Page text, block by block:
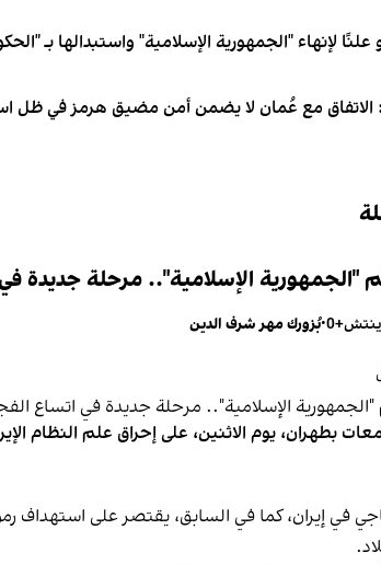
لإنهاء "الجمهورية الإسلامية" واستبدالها بـ
الاتفاق مع عُمان لا يضمن أمن مضيق هرمز في ظل
"الجمهورية الإسلامية".. مرحلة جديدة
•بُزورك مهر شرف الدين
بطهران، يوم الاثنين، على إحراق علم النظام
في إيران، كما في السابق، يقتصر على استهداف